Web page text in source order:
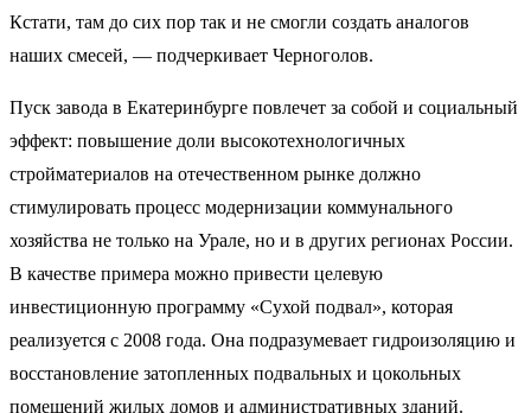
Кстати, там до сих пор так и не смогли создать аналогов
наших смесей, — подчеркивает Черноголов.
Пуск завода в Екатеринбурге повлечет за собой и социальный
эффект: повышение доли высокотехнологичных
стройматериалов на отечественном рынке должно
стимулировать процесс модернизации коммунального
хозяйства не только на Урале, но и в других регионах России.
В качестве примера можно привести целевую
инвестиционную программу «Сухой подвал», которая
реализуется с 2008 года. Она подразумевает гидроизоляцию и
восстановление затопленных подвальных и цокольных
помещений жилых домов и административных зданий.